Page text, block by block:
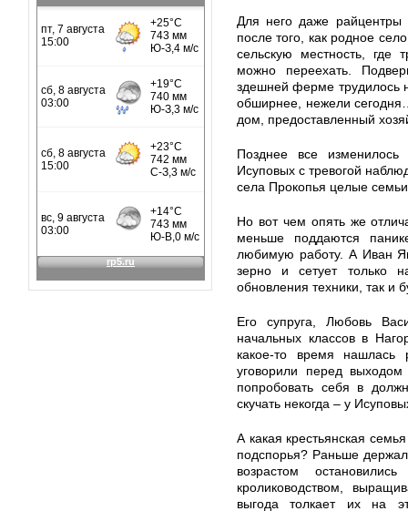
Для него даже
после того, как родное
сельскую местность, где
можно переехать.
здешней ферме трудилось
обширнее, нежели
дом, предоставленный
Позднее все
Исуповых с тревогой
села Прокопья целые
Но вот чем опять же
меньше поддаются
любимую работу. А Иван
зерно и сетует только
обновления техники, так и
Его супруга, Любовь
начальных классов в
какое-то время нашлась
уговорили перед
попробовать себя в
скучать некогда – у
А какая крестьянская
подспорья? Раньше
возрастом
кролиководством,
выгода толкает их на